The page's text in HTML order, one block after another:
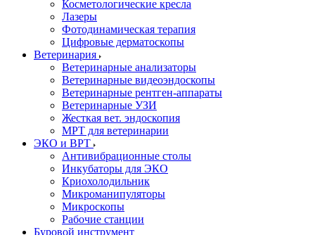
Косметологические кресла
Лазеры
Фотодинамическая терапия
Цифровые дерматоскопы
Ветеринария
Ветеринарные анализаторы
Ветеринарные видеоэндоскопы
Ветеринарные рентген-аппараты
Ветеринарные УЗИ
Жесткая вет. эндоскопия
МРТ для ветеринарии
ЭКО и ВРТ
Антивибрационные столы
Инкубаторы для ЭКО
Криохолодильник
Микроманипуляторы
Микроскопы
Рабочие станции
Буровой инструмент